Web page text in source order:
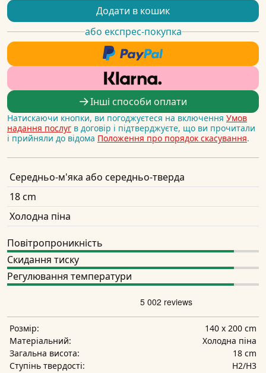
Додати в кошик
або експрес-покупка
Інші способи оплати
Натискаючи кнопки, ви погоджуєтеся на включення Умов
надання послуг в договір і підтверджуєте, що ви прочитали
і прийняли до відома Положення про порядок скасування.
Середньо-м'яка або середньо-тверда
18 cm
Холодна піна
Повітропроникність
Скидання тиску
Регулювання температури
Розмір:
140 x 200 cm
Матеріальний:
Холодна піна
Загальна висота:
18 cm
Ступінь твердості:
H2/H3